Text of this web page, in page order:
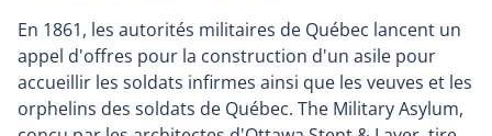
En 1861, les autorités militaires de Québec lancent un
appel d'offres pour la construction d'un asile pour
accueillir les soldats infirmes ainsi que les veuves et les
orphelins des soldats de Québec. The Military Asylum,